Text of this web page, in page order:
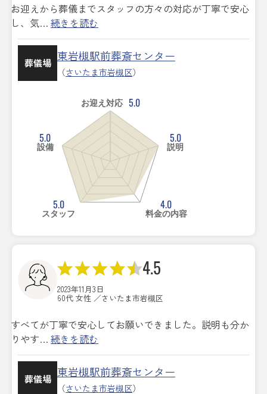
お迎えから葬儀までスタッフの方々の対応が丁寧で安心
し、気… 続きを読む
葬儀場 東岩槻駅前葬斎センター
（さいたま市岩槻区）
お迎え対応 5.0
5.0
説明
4.0
料金の内容
5.0
スタッフ
5.0
設備
4.5
2023年11月3日
60代 女性 ／さいたま市岩槻区
すべてが丁寧で安心してお願いできました。説明も分か
りやす… 続きを読む
葬儀場 東岩槻駅前葬斎センター
（さいたま市岩槻区）